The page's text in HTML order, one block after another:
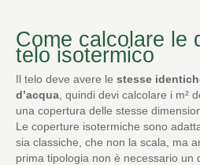
Come calcolare le
telo isotermico
Il telo deve avere le stesse
d’acqua , quindi devi calcolare i m²
una copertura delle stesse
Le coperture isotermiche sono
sia classiche, che non la scala, ma
prima tipologia non è necessario un